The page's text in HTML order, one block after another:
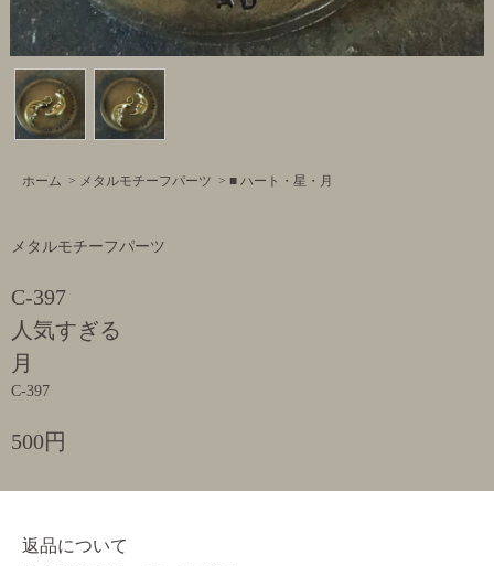
ホーム > メタルモチーフパーツ > ■ ハート・星・月
メタルモチーフパーツ
C-397
人気すぎる
月
C-397
500円
返品について